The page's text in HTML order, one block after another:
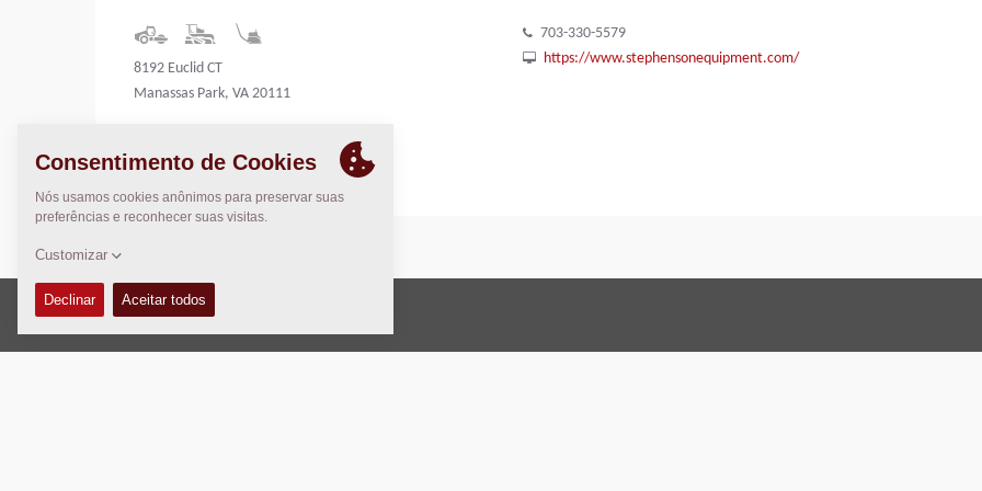
8192 Euclid CT
Manassas Park, VA 20111
703-330-5579
https://www.stephensonequipment.com/